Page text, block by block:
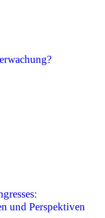
und Perspektiven